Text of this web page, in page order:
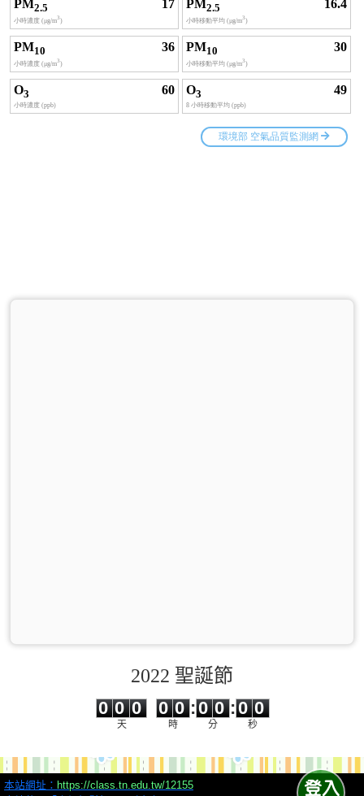
2022 聖誕節
0 0 0
天
0
0
0
時
:
0
0
0
0
分
:0 0
秒
本站網址： https://class.tn.edu.tw/12155